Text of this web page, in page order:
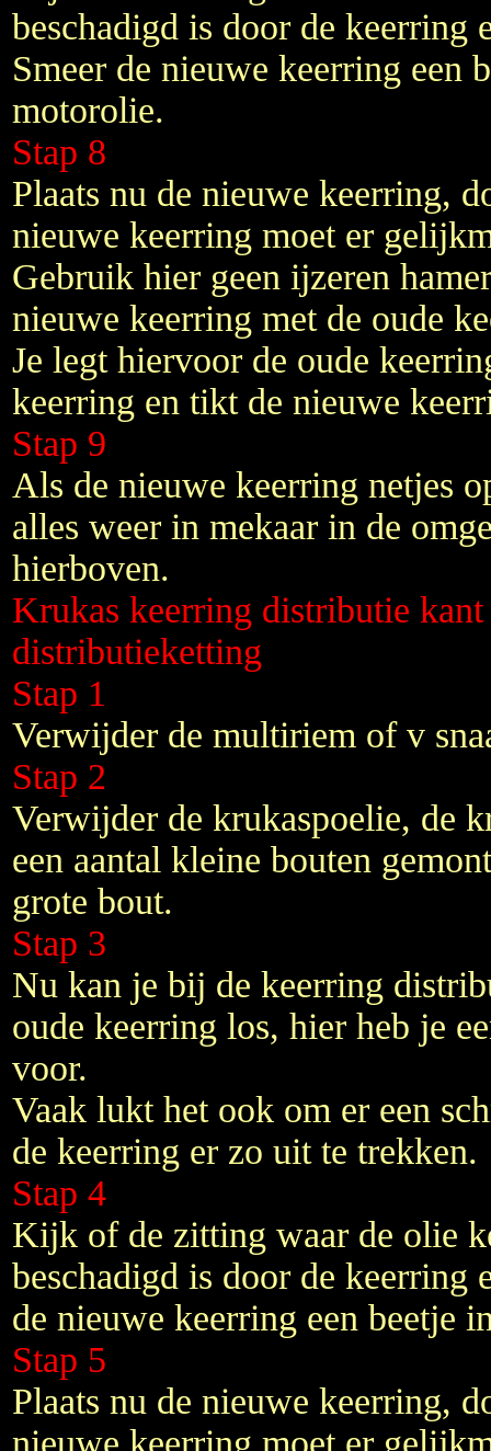
beschadigd is door de keerring
Smeer de nieuwe keerring een
motorolie.
Stap 8
Plaats nu de nieuwe keerring,
nieuwe keerring moet er
Gebruik hier geen ijzeren
nieuwe keerring met de oude
Je legt hiervoor de oude
keerring en tikt de nieuwe
Stap 9
Als de nieuwe keerring netjes
alles weer in mekaar in de
hierboven.
Krukas keerring distributie
distributieketting
Stap 1
Verwijder de multiriem of v
Stap 2
Verwijder de krukaspoelie, de
een aantal kleine bouten
grote bout.
Stap 3
Nu kan je bij de keerring
oude keerring los, hier heb je
voor.
Vaak lukt het ook om er een
de keerring er zo uit te trekken.
Stap 4
Kijk of de zitting waar de olie
beschadigd is door de keerring
de nieuwe keerring een beetje
Stap 5
Plaats nu de nieuwe keerring,
nieuwe keerring moet er